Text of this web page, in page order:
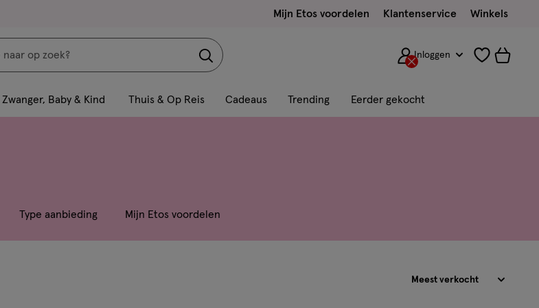
Mijn Etos voordelen Klantenservice Winkels
Inloggen
Zwanger, Baby & Kind Thuis & Op Reis Cadeaus Trending Eerder gekocht
Type aanbieding Mijn Etos voordelen